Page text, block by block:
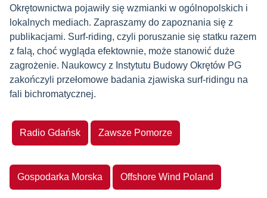
Okrętownictwa pojawiły się wzmianki w ogólnopolskich i
lokalnych mediach. Zapraszamy do zapoznania się z
publikacjami. Surf-riding, czyli poruszanie się statku razem
z falą, choć wygląda efektownie, może stanowić duże
zagrożenie. Naukowcy z Instytutu Budowy Okrętów PG
zakończyli przełomowe badania zjawiska surf-ridingu na
fali bichromatycznej.
Radio Gdańsk Zawsze Pomorze
Gospodarka Morska Offshore Wind Poland